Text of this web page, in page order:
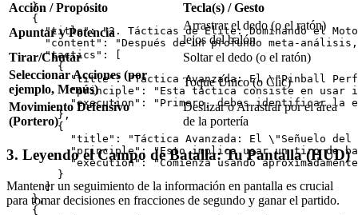
Acción / Propósito
Tecla(s) / Gesto
Apuntar y Potencia
Arrastrar el dedo (o el ratón)
lejos del balón
Tirar/Chutar
Soltar el dedo (o el ratón)
Seleccionar Acciones (por
ejemplo, Menús)
Toque Único (o Clic)
Movimiento Defensivo
(Portero)
Deslizar o Arrastrar por el área
de la portería
3. Leyendo el Campo de Batalla: Tu Pantalla (HUD)
Mantener un seguimiento de la información en pantalla es crucial
para tomar decisiones en fracciones de segundo y ganar el partido.
    },
    {
"title": "2. Tácticas de Élite: Dominando el
"content": "Después de un profundo meta-
      "tactics": [
        {
"title": "Táctica Avanzada: El \"Pinball
"principle": "Esta táctica consiste en usar
"execution": "Primero, debes identificar la
        },
        {
"title": "Táctica Avanzada: El \"Señuelo del
"principle": "Esto implica usar un tiro de
"execution": "Comienza usando
        }
      ]
    },
    {